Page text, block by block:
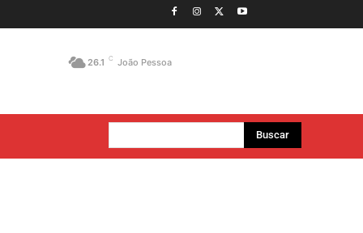
26.1 C João Pessoa
Buscar